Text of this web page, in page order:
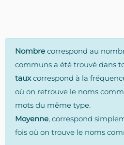
Nombre correspond au
communs a été trouvé dans
tauxcorrespond à la
où on retrouve le noms
mots du même type.
Moyenne, correspond
fois où on trouve le noms